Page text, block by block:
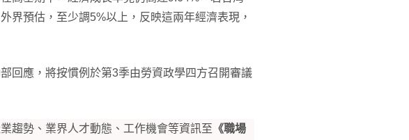
界預估，至少調5%以上，反映這兩年經濟表現，
回應，將按慣例於第3季由勞資政學四方召開審議
趨勢、業界人才動態、工作機會等資訊至 《職場